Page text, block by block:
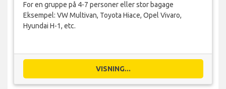
For en gruppe på 4-7 personer eller stor bagage
Eksempel: VW Multivan, Toyota Hiace, Opel Vivaro,
Hyundai H-1, etc.
VISNING...